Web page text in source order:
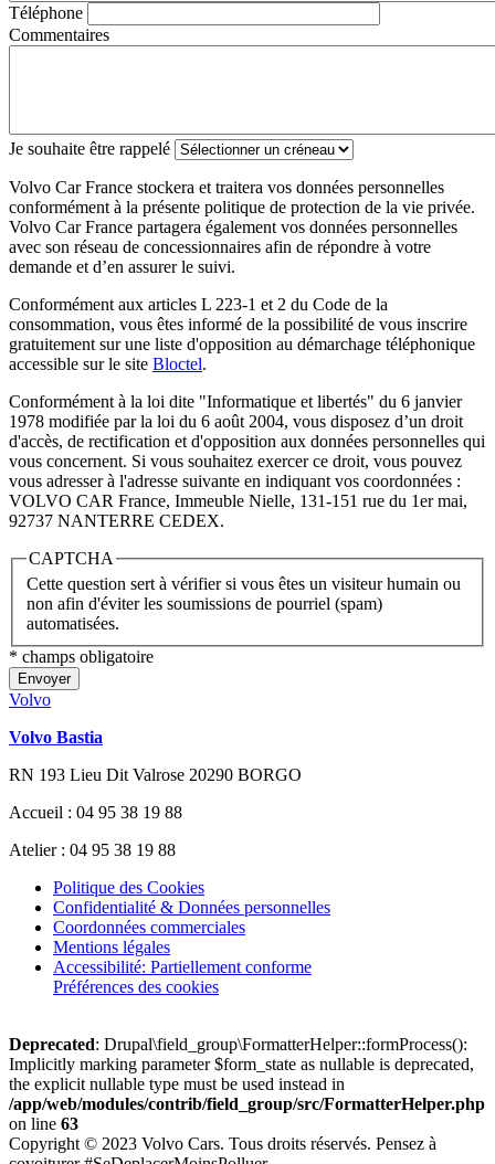
Téléphone
Commentaires
Je souhaite être rappelé
Volvo Car France stockera et traitera vos données personnelles
conformément à la présente politique de protection de la vie privée.
Volvo Car France partagera également vos données personnelles
avec son réseau de concessionnaires afin de répondre à votre
demande et d’en assurer le suivi.
Conformément aux articles L 223-1 et 2 du Code de la
consommation, vous êtes informé de la possibilité de vous inscrire
gratuitement sur une liste d'opposition au démarchage téléphonique
accessible sur le site Bloctel.
Conformément à la loi dite "Informatique et libertés" du 6 janvier
1978 modifiée par la loi du 6 août 2004, vous disposez d’un droit
d'accès, de rectification et d'opposition aux données personnelles qui
vous concernent. Si vous souhaitez exercer ce droit, vous pouvez
vous adresser à l'adresse suivante en indiquant vos coordonnées :
VOLVO CAR France, Immeuble Nielle, 131-151 rue du 1er mai,
92737 NANTERRE CEDEX.
CAPTCHA
Cette question sert à vérifier si vous êtes un visiteur humain ou
non afin d'éviter les soumissions de pourriel (spam)
automatisées.
* champs obligatoire
Envoyer
Volvo
Volvo Bastia
RN 193 Lieu Dit Valrose 20290 BORGO
Accueil : 04 95 38 19 88
Atelier : 04 95 38 19 88
Politique des Cookies
Confidentialité & Données personnelles
Coordonnées commerciales
Mentions légales
Accessibilité: Partiellement conforme
Préférences des cookies
Deprecated: Drupal\field_group\FormatterHelper::formProcess():
Implicitly marking parameter $form_state as nullable is deprecated,
the explicit nullable type must be used instead in
/app/web/modules/contrib/field_group/src/FormatterHelper.php
on line 63
Copyright © 2023 Volvo Cars. Tous droits réservés. Pensez à